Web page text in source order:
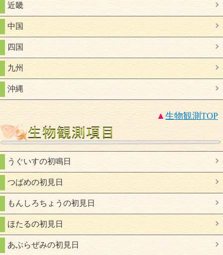
近畿
中国
四国
九州
沖縄
▲生物観測TOP
うぐいすの初鳴日
つばめの初見日
もんしろちょうの初見日
ほたるの初見日
あぶらぜみの初見日